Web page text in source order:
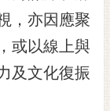
，亦因應聚
或以線上與
及文化復振